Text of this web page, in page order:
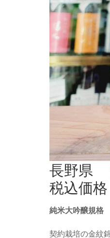
長野県
税込価
純米大吟醸規格
契約栽培の金紋